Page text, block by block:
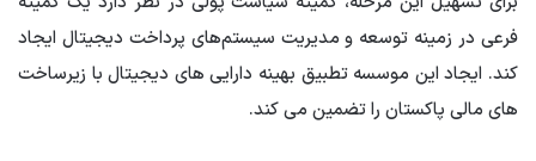
فرعی در زمینه توسعه و مدیریت سیستم‌های پرداخت دیجیتال ایجاد
کند. ایجاد این موسسه تطبیق بهینه دارایی های دیجیتال با زیرساخت
های مالی پاکستان را تضمین می کند.